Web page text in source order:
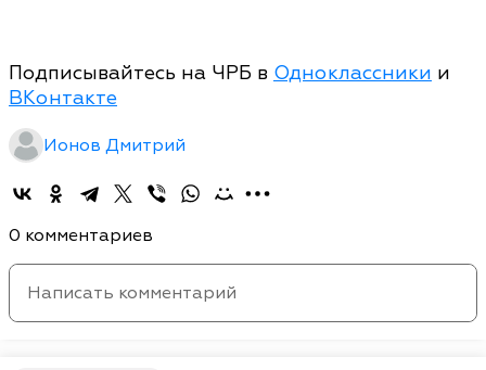
Подписывайтесь на ЧРБ в Одноклассники и
ВКонтакте
Ионов Дмитрий
0 комментариев